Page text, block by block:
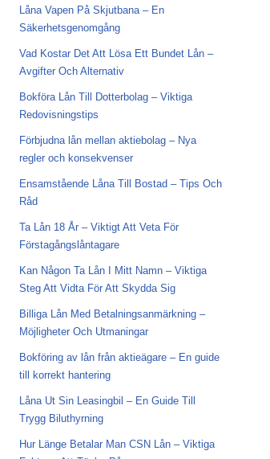
Låna Vapen På Skjutbana – En
Säkerhetsgenomgång
Vad Kostar Det Att Lösa Ett Bundet Lån –
Avgifter Och Alternativ
Bokföra Lån Till Dotterbolag – Viktiga
Redovisningstips
Förbjudna lån mellan aktiebolag – Nya
regler och konsekvenser
Ensamstående Låna Till Bostad – Tips Och
Råd
Ta Lån 18 År – Viktigt Att Veta För
Förstagångslåntagare
Kan Någon Ta Lån I Mitt Namn – Viktiga
Steg Att Vidta För Att Skydda Sig
Billiga Lån Med Betalningsanmärkning –
Möjligheter Och Utmaningar
Bokföring av lån från aktieägare – En guide
till korrekt hantering
Låna Ut Sin Leasingbil – En Guide Till
Trygg Biluthyrning
Hur Länge Betalar Man CSN Lån – Viktiga